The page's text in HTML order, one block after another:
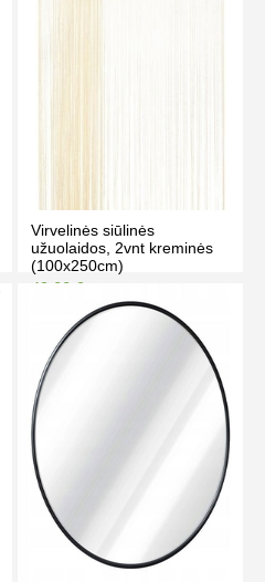
Virvelinės siūlinės
užuolaidos, 2vnt kreminės
(100x250cm)
49.00 €
Kaina prisijungus